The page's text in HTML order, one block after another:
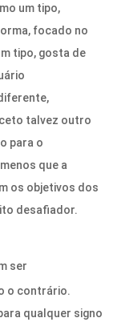
um tipo,
focado no
tipo, gosta de
talvez outro
para o
que a
os objetivos dos
desafiador.
ser
o contrário.
qualquer signo